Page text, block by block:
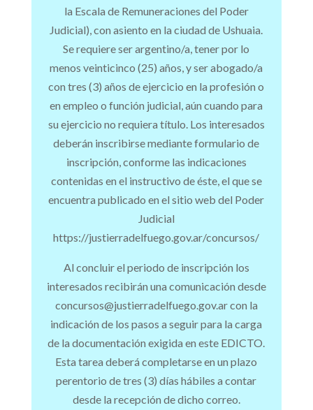
la Escala de Remuneraciones del Poder
Judicial), con asiento en la ciudad de Ushuaia.
Se requiere ser argentino/a, tener por lo
menos veinticinco (25) años, y ser abogado/a
con tres (3) años de ejercicio en la profesión o
en empleo o función judicial, aún cuando para
su ejercicio no requiera título. Los interesados
deberán inscribirse mediante formulario de
inscripción, conforme las indicaciones
contenidas en el instructivo de éste, el que se
encuentra publicado en el sitio web del Poder
Judicial
https://justierradelfuego.gov.ar/concursos/
Al concluir el periodo de inscripción los
interesados recibirán una comunicación desde
concursos@justierradelfuego.gov.ar con la
indicación de los pasos a seguir para la carga
de la documentación exigida en este EDICTO.
Esta tarea deberá completarse en un plazo
perentorio de tres (3) días hábiles a contar
desde la recepción de dicho correo.